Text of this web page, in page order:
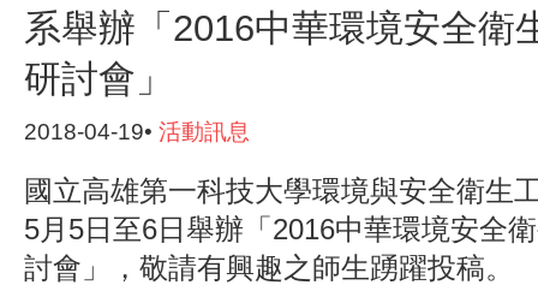
系舉辦「2016中華環境安全衛
研討會」
2018-04-19• 活動訊息
國立高雄第一科技大學環境與安全衛生
5月5日至6日舉辦「2016中華環境安全
討會」，敬請有興趣之師生踴躍投稿。